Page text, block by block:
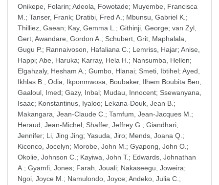
Onikepe, Folarin; Adeola, Fowotade; Muyembe, Francisca
M. ; Tanser, Frank; Dratibi, Fred A. ; Mbunsu, Gabriel K. ;
Thilliez, Gaean; Kay, Gemma L. ; Githinji, George; van Zyl,
Gert; Awandare, Gordon A. ; Schubert, Grit; Maphalala,
Gugu P.; Rannaivoson, Hafaliana C. ; Lemriss, Hajar; Anise,
Happi; Abe, Haruka; Karray, Hela H. ; Nansumba, Hellen;
Elgahzaly, Hesham A. ; Gumbo, Hlanai; Smeti, Ibtihel; Ayed,
Ikhlas B. ; Odia, Ikponmwosa; Boubaker, Ilhem Boubita Ben;
Gaaloul, Imed; Gazy, Inbal; Mudau, Innocent; Ssewanyana,
Isaac; Konstantinus, Iyaloo; Lekana-Douk, Jean B. ;
Makangara, Jean-Claude C. ; Tamfum, Jean-Jacques M. ;
Heraud, Jean-Michel; Shaffer, Jeffrey G. ; Giandhari,
Jennifer; Li, Jing Jing; Yasuda, Jiro; Mends, Joana Q. ;
Kiconco, Jocelyn; Morobe, John M. ; Gyapong, John O. ;
Okolie, Johnson C. ; Kayiwa, John T.; Edwards, Johnathan
A. ; Gyamfi, Jones; Farah, Jouali; Nakaseegu, Joweira;
Ngoi, Joyce M. ; Namulondo, Joyce; Andeko, Julia C. ;